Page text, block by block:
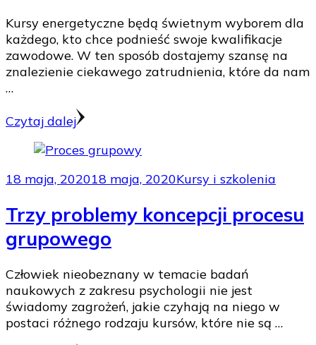
Kursy energetyczne będą świetnym wyborem dla
każdego, kto chce podnieść swoje kwalifikacje
zawodowe. W ten sposób dostajemy szansę na
znalezienie ciekawego zatrudnienia, które da nam
…
Czytaj dalej
18 maja, 202018 maja, 2020Kursy i szkolenia
Trzy problemy koncepcji procesu
grupowego
Człowiek nieobeznany w temacie badań
naukowych z zakresu psychologii nie jest
świadomy zagrożeń, jakie czyhają na niego w
postaci różnego rodzaju kursów, które nie są …